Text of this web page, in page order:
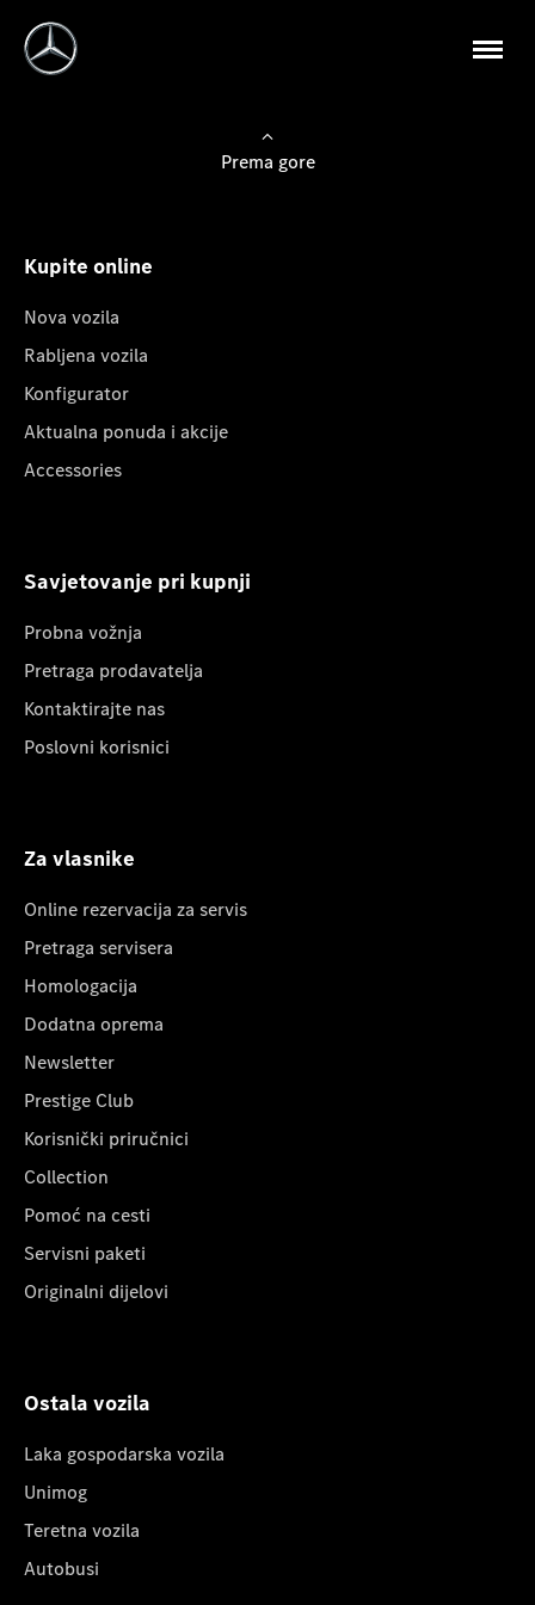
Prema gore
Kupite online
Nova vozila
Rabljena vozila
Konfigurator
Aktualna ponuda i akcije
Accessories
Savjetovanje pri kupnji
Probna vožnja
Pretraga prodavatelja
Kontaktirajte nas
Poslovni korisnici
Za vlasnike
Online rezervacija za servis
Pretraga servisera
Homologacija
Dodatna oprema
Newsletter
Prestige Club
Korisnički priručnici
Collection
Pomoć na cesti
Servisni paketi
Originalni dijelovi
Ostala vozila
Laka gospodarska vozila
Unimog
Teretna vozila
Autobusi